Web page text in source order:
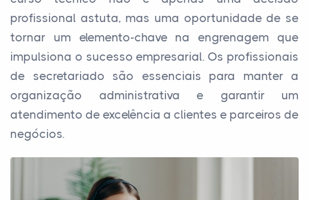
profissional astuta, mas uma oportunidade de se
tornar um elemento-chave na engrenagem que
impulsiona o sucesso empresarial. Os profissionais
de secretariado são essenciais para manter a
organização administrativa e garantir um
atendimento de excelência a clientes e parceiros de
negócios.